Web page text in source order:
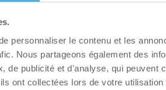
personnaliser le contenu et les
Nous partageons également des
de publicité et d'analyse, qui
ont collectées lors de votre
pourquoi
?
d’énergie mais c’est aussi